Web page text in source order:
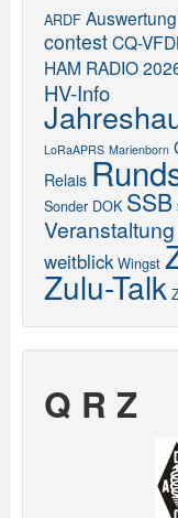
ARDF Auswertung
contestCQ-
HAM RADIO
HV-Info
LoRaAPRS Marienborn
Relais
Sonder DOK SSB
Veranstaltung
weitblick Wingst
Zulu-Talk
Q R Z